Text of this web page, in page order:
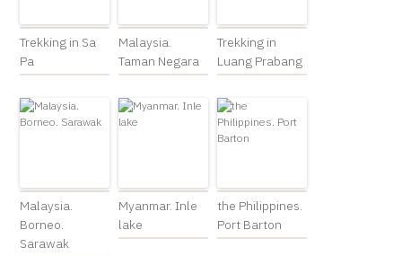
Trekking in Sa
Pa
Malaysia.
Taman Negara
Trekking in
Luang Prabang
Malaysia.
Borneo.
Sarawak
Myanmar. Inle
lake
the Philippines.
Port Barton